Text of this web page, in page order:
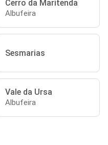
Cerro da Maritenda
Albufeira
Sesmarias
Vale da Ursa
Albufeira